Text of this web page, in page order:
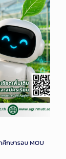
กษารอบ MOU